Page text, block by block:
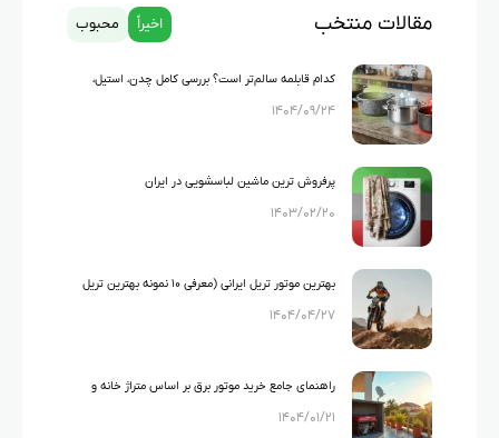
مقالات منتخب اخیراً محبوب
کدام قابلمه سالم‌تر است؟ بررسی کامل چدن، استیل،
گرانیت و تفلون
۱۴۰۴/۰۹/۲۴
پرفروش ترین ماشین لباسشویی در ایران
۱۴۰۳/۰۲/۲۰
بهترین موتور تریل ایرانی (معرفی ۱۰ نمونه بهترین تریل
های ایرانی)
۱۴۰۴/۰۴/۲۷
راهنمای جامع خرید موتور برق بر اساس متراژ خانه و
لوازم خانگی
۱۴۰۴/۰۱/۲۱